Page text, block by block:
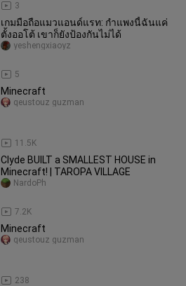
3
เกมมือถือแมวแอนด์แรท: กำแพงนี้ฉันแค่
ตั้งออโต้ เขาก็ยังป้องกันไม่ได้
5
yeshengxiaoyz
Minecraft
11.5K
qeustouz guzman
Clyde BUILT a SMALLEST HOUSE in
Minecraft! | TAROPA VILLAGE
7.2K
NardoPh
Minecraft
238
qeustouz guzman